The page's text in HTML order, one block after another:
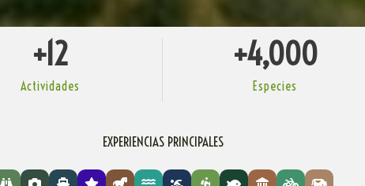
+12
Actividades
+4,000
Especies
EXPERIENCIAS PRINCIPALES